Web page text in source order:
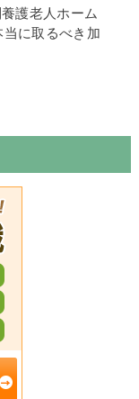
護老人ホーム
当に取るべき加